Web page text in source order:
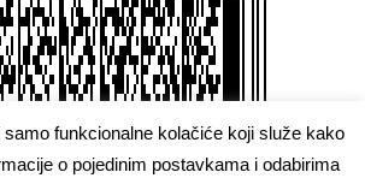
funkcionalne kolačiće koji služe kako
o pojedinim postavkama i odabirima